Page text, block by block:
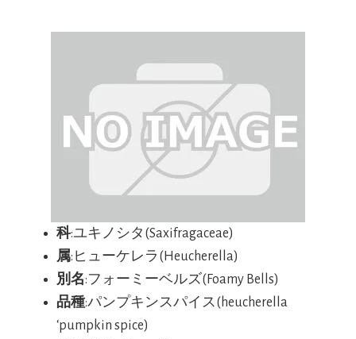
科:ユキノシタ(Saxifragaceae)
属:ヒューケレラ(Heucherella)
別名:フォーミーベルズ(Foamy Bells)
品種:パンプキンスパイス(heucherella
‘pumpkin spice)